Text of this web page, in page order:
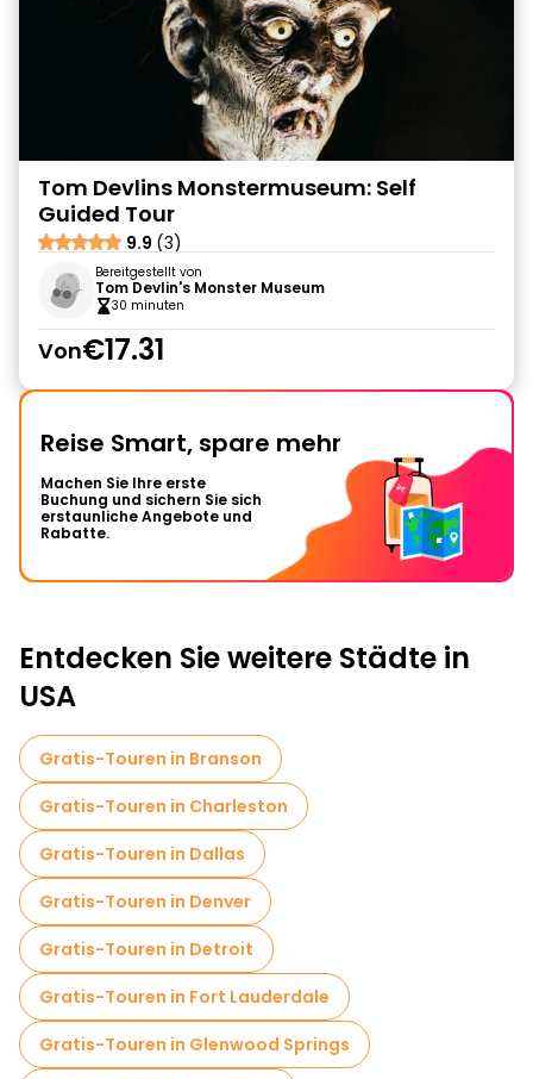
Tom Devlins Monstermuseum: Self
Guided Tour
9.9 (3)
Bereitgestellt von
Tom Devlin's Monster Museum
30 minuten
Von€17.31
Reise Smart, spare mehr
Machen Sie Ihre erste
Buchung und sichern Sie sich
erstaunliche Angebote und
Rabatte.
Entdecken Sie weitere Städte in
USA
Gratis-Touren in Branson
Gratis-Touren in Charleston
Gratis-Touren in Dallas
Gratis-Touren in Denver
Gratis-Touren in Detroit
Gratis-Touren in Fort Lauderdale
Gratis-Touren in Glenwood Springs